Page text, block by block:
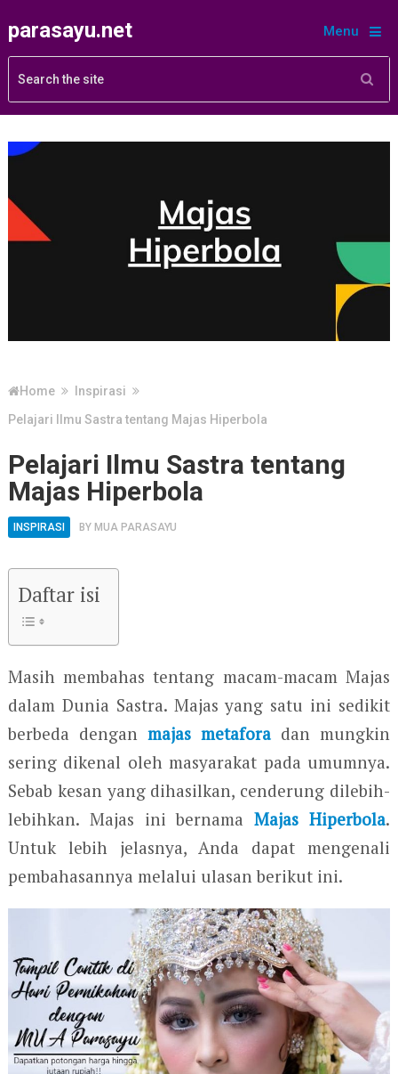
parasayu.net Menu
Home
Inspirasi
Pelajari Ilmu Sastra tentang Majas Hiperbola
Pelajari Ilmu Sastra tentang
Majas Hiperbola
INSPIRASI BY MUA PARASAYU
Daftar isi
Masih membahas tentang macam-macam Majas
dalam Dunia Sastra. Majas yang satu ini sedikit
berbeda dengan majas metafora dan mungkin
sering dikenal oleh masyarakat pada umumnya.
Sebab kesan yang dihasilkan, cenderung dilebih-
lebihkan. Majas ini bernamaMajas Hiperbola.
Untuk lebih jelasnya, Anda dapat mengenali
pembahasannya melalui ulasan berikut ini.